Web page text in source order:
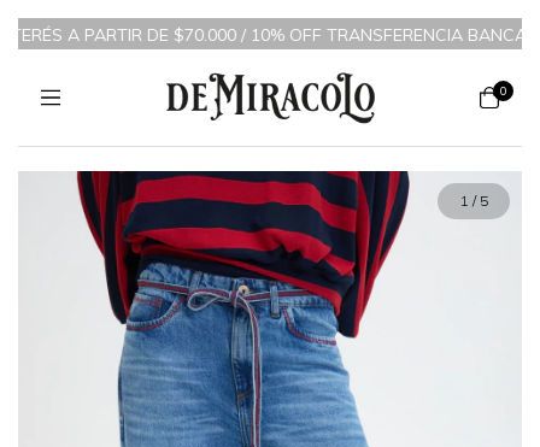
A PARTIR DE $70.000 / 10% OFF TRANSFERENCIA BANCARIA
0
1 / 5